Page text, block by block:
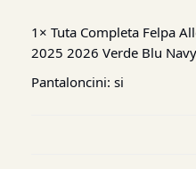
1× Tuta Completa Felpa
2025 2026 Verde Blu Navy
Pantaloncini: si